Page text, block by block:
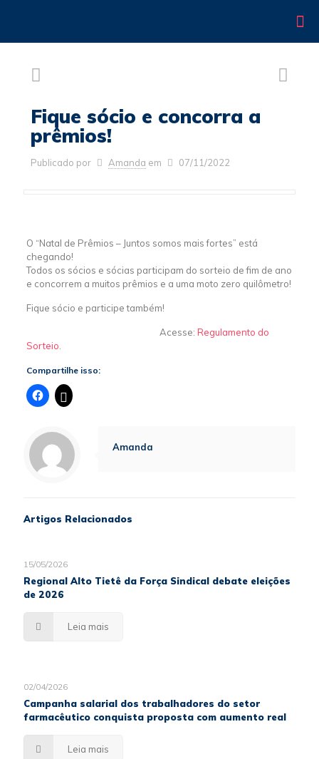
Fique sócio e concorra a
prêmios!
Publicado por Amanda em 07/11/2022
O “Natal de Prêmios – Juntos somos mais fortes” está
chegando!
Todos os sócios e sócias participam do sorteio de fim de ano
e concorrem a muitos prêmios e a uma moto zero quilômetro!
Fique sócio e participe também!
Acesse: Regulamento do
Sorteio.
Compartilhe isso:
Amanda
Artigos Relacionados
15/05/2026
Regional Alto Tietê da Força Sindical debate eleições
de 2026
Leia mais
02/04/2026
Campanha salarial dos trabalhadores do setor
farmacêutico conquista proposta com aumento real
Leia mais